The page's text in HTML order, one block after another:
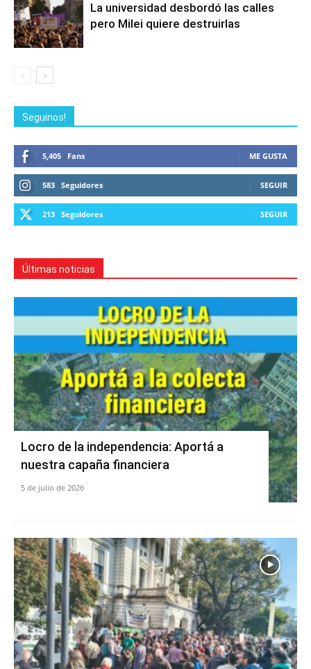
La universidad desbordó las calles
pero Milei quiere destruirlas
Seguinos!
5,405 Fans ME GUSTA
583 Seguidores SEGUIR
213 Seguidores SEGUIR
Últimas noticias
Locro de la independencia: Aportá a
nuestra capaña financiera
5 de julio de 2026